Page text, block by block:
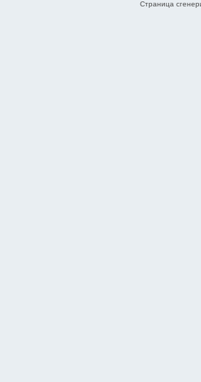
Страница